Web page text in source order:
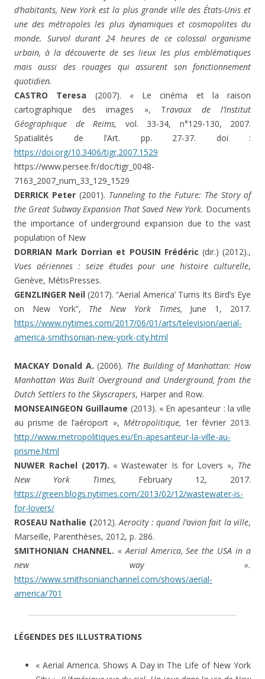
d’habitants, New York est la plus grande ville des États-Unis et
une des métropoles les plus dynamiques et cosmopolites du
monde. Survol durant 24 heures de ce colossal organisme
urbain, à la découverte de ses lieux les plus emblématiques
mais aussi des rouages qui assurent son fonctionnement
quotidien.
CASTRO Teresa (2007). « Le cinéma et la raison
cartographique des images », Travaux de l’Institut
Géographique de Reims, vol. 33-34, n°129-130, 2007.
Spatialités de l’Art. pp. 27-37. doi :
https://doi.org/10.3406/tigr.2007.1529
https://www.persee.fr/doc/tigr_0048-
7163_2007_num_33_129_1529
DERRICK Peter(2001). Tunneling to the Future: The Story of
the Great Subway Expansion That Saved New York. Documents
the importance of underground expansion due to the vast
population of New
DORRIAN Mark Dorrian et POUSIN Frédéric (dir.) (2012).,
Vues aériennes : seize études pour une histoire culturelle,
Genève, MétisPresses.
GENZLINGER Neil (2017). “Aerial America’ Turns Its Bird’s Eye
on New York”, The New York Times, June 1, 2017.
https://www.nytimes.com/2017/06/01/arts/television/aerial-
america-smithsonian-new-york-city.html
MACKAY Donald A. (2006). The Building of Manhattan: How
Manhattan Was Built Overground and Underground, from the
Dutch Settlers to the Skyscrapers, Harper and Row.
MONSEAINGEON Guillaume (2013). « En apesanteur : la ville
au prisme de l’aéroport », Métropolitique, 1er février 2013.
http://www.metropolitiques.eu/En-apesanteur-la-ville-au-
prisme.html
NUWER Rachel (2017). « Wastewater Is for Lovers », The
New York Times, February 12, 2017.
https://green.blogs.nytimes.com/2013/02/12/wastewater-is-
for-lovers/
ROSEAU Nathalie (2012).Aerocity : quand l’avion fait la ville,
Marseille, Parenthèses, 2012, p. 286.
SMITHONIAN CHANNEL. « Aerial America, See the USA in a
new way ».
https://www.smithsonianchannel.com/shows/aerial-
america/701
LÉGENDES DES ILLUSTRATIONS
« Aerial America. Shows A Day in The Life of New York